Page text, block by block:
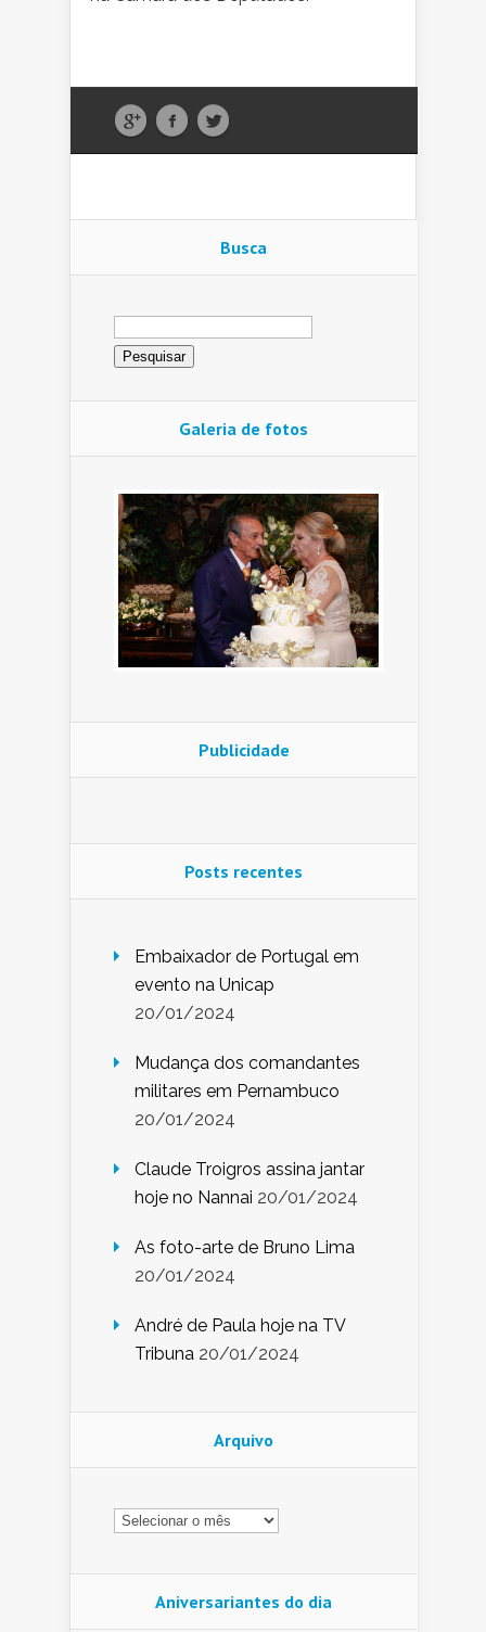
Busca
Pesquisar
por:
Galeria de fotos
Publicidade
Posts recentes
Embaixador de Portugal em
evento na Unicap
20/01/2024
Mudança dos comandantes
militares em Pernambuco
20/01/2024
Claude Troigros assina jantar
hoje no Nannai 20/01/2024
As foto-arte de Bruno Lima
20/01/2024
André de Paula hoje na TV
Tribuna 20/01/2024
Arquivo
Arquivo
Aniversariantes do dia